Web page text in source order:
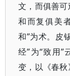
文，而俱善
和而复俱美
和”为术。皮
经”为“致用”
变，以《春